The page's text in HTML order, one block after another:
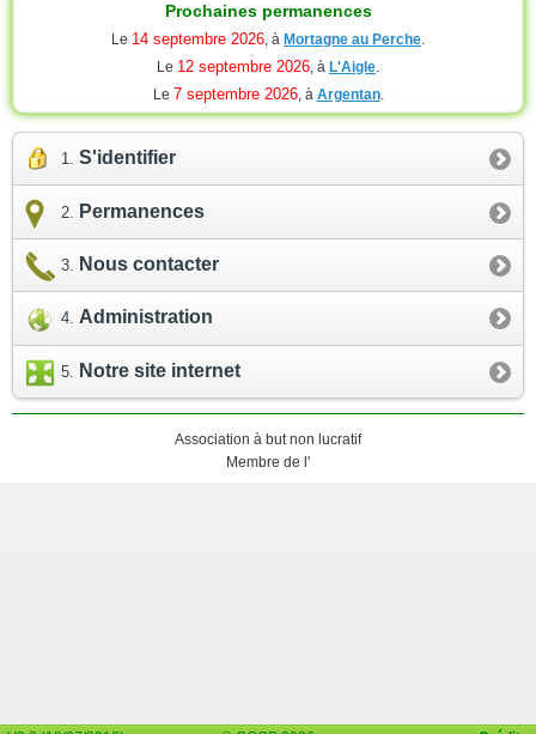
Prochaines permanences
Le 14 septembre 2026, à Mortagne au Perche.
Le 12 septembre 2026, à L'Aigle.
Le 7 septembre 2026, à Argentan.
S'identifier
Permanences
Nous contacter
Administration
Notre site internet
Association à but non lucratif
Membre de l'